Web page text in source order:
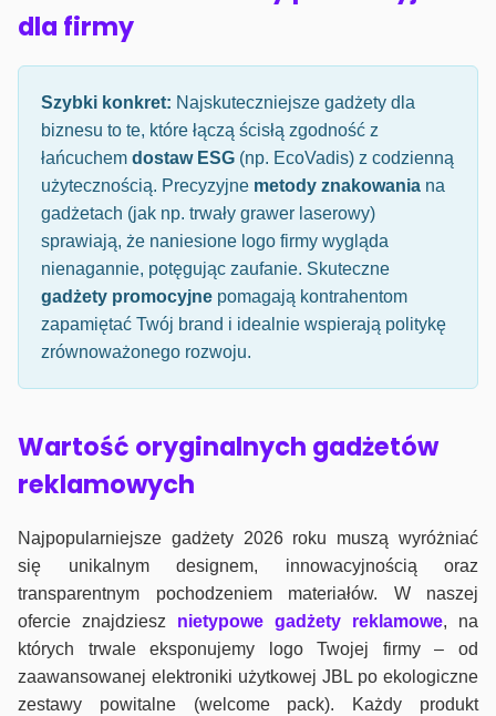
dla firmy
Szybki konkret: Najskuteczniejsze gadżety dla
biznesu to te, które łączą ścisłą zgodność z
łańcuchem dostaw ESG (np. EcoVadis) z codzienną
użytecznością. Precyzyjne metody znakowania na
gadżetach (jak np. trwały grawer laserowy)
sprawiają, że naniesione logo firmy wygląda
nienagannie, potęgując zaufanie. Skuteczne
gadżety promocyjne pomagają kontrahentom
zapamiętać Twój brand i idealnie wspierają politykę
zrównoważonego rozwoju.
Wartość oryginalnych gadżetów
reklamowych
Najpopularniejsze gadżety 2026 roku muszą wyróżniać
się unikalnym designem, innowacyjnością oraz
transparentnym pochodzeniem materiałów. W naszej
ofercie znajdziesz nietypowe gadżety reklamowe, na
których trwale eksponujemy logo Twojej firmy – od
zaawansowanej elektroniki użytkowej JBL po ekologiczne
zestawy powitalne (welcome pack). Każdy produkt